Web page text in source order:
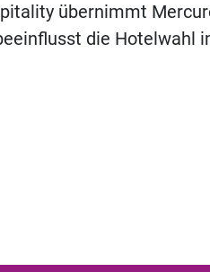
übernimmt
die Hotelwahl